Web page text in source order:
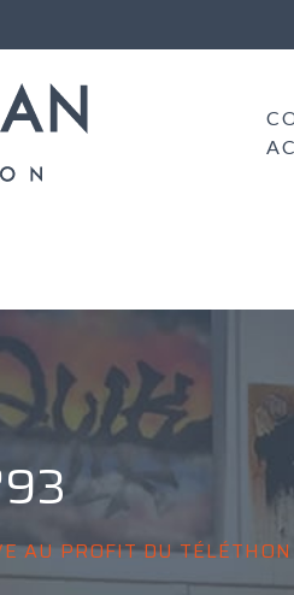
AU PROFIT DU TÉLÉTHON